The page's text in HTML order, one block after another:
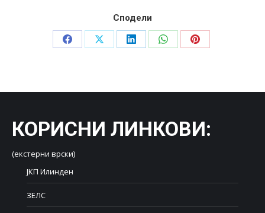
Сподели
Share
Share
Share
Share
Share
КОРИСНИ ЛИНКОВИ:
(екстерни врски)
ЈКП Илинден
ЗЕЛС